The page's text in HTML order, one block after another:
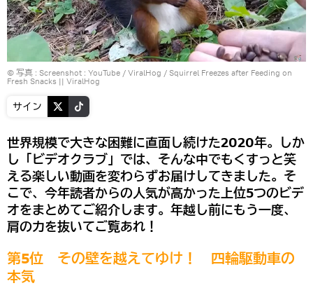
© 写真 : Screenshot : YouTube / ViralHog / Squirrel Freezes after Feeding on
Fresh Snacks || ViralHog
サイン
世界規模で大きな困難に直面し続けた2020年。しか
し「ビデオクラブ」では、そんな中でもくすっと笑
える楽しい動画を変わらずお届けしてきました。そ
こで、今年読者からの人気が高かった上位5つのビデ
オをまとめてご紹介します。年越し前にもう一度、
肩の力を抜いてご覧あれ！
第5位 その壁を越えてゆけ！ 四輪駆動車の
本気